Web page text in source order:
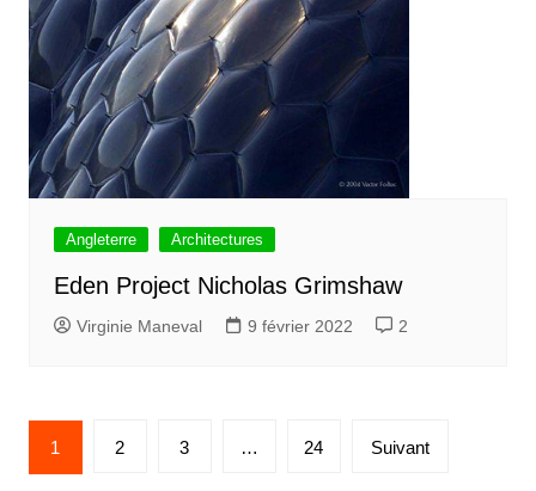
Angleterre Architectures
Eden Project Nicholas Grimshaw
Virginie Maneval 9 février 2022 2
Pagination
des
1 2 3 … 24 Suivant